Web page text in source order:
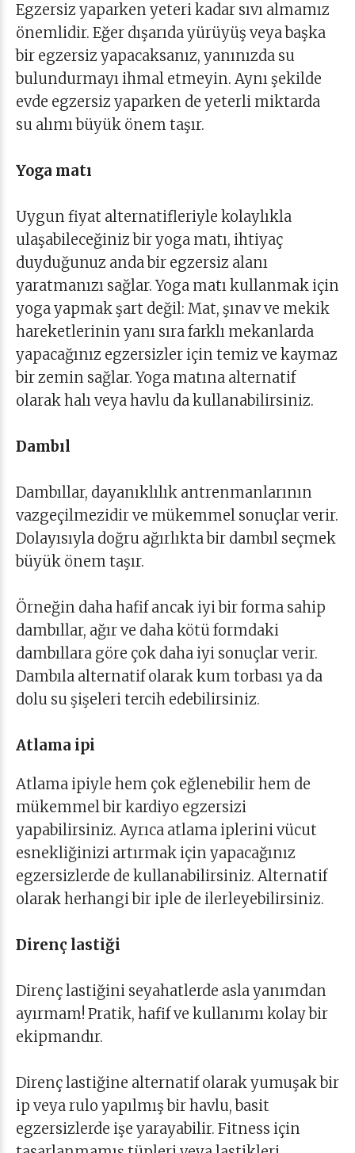
Egzersiz yaparken yeteri kadar sıvı almamız
önemlidir. Eğer dışarıda yürüyüş veya başka
bir egzersiz yapacaksanız, yanınızda su
bulundurmayı ihmal etmeyin. Aynı şekilde
evde egzersiz yaparken de yeterli miktarda
su alımı büyük önem taşır.
Yoga matı
Uygun fiyat alternatifleriyle kolaylıkla
ulaşabileceğiniz bir yoga matı, ihtiyaç
duyduğunuz anda bir egzersiz alanı
yaratmanızı sağlar. Yoga matı kullanmak için
yoga yapmak şart değil: Mat, şınav ve mekik
hareketlerinin yanı sıra farklı mekanlarda
yapacağınız egzersizler için temiz ve kaymaz
bir zemin sağlar. Yoga matına alternatif
olarak halı veya havlu da kullanabilirsiniz.
Dambıl
Dambıllar, dayanıklılık antrenmanlarının
vazgeçilmezidir ve mükemmel sonuçlar verir.
Dolayısıyla doğru ağırlıkta bir dambıl seçmek
büyük önem taşır.
Örneğin daha hafif ancak iyi bir forma sahip
dambıllar, ağır ve daha kötü formdaki
dambıllara göre çok daha iyi sonuçlar verir.
Dambıla alternatif olarak kum torbası ya da
dolu su şişeleri tercih edebilirsiniz.
Atlama ipi
Atlama ipiyle hem çok eğlenebilir hem de
mükemmel bir kardiyo egzersizi
yapabilirsiniz. Ayrıca atlama iplerini vücut
esnekliğinizi artırmak için yapacağınız
egzersizlerde de kullanabilirsiniz. Alternatif
olarak herhangi bir iple de ilerleyebilirsiniz.
Direnç lastiği
Direnç lastiğini seyahatlerde asla yanımdan
ayırmam! Pratik, hafif ve kullanımı kolay bir
ekipmandır.
Direnç lastiğine alternatif olarak yumuşak bir
ip veya rulo yapılmış bir havlu, basit
egzersizlerde işe yarayabilir. Fitness için